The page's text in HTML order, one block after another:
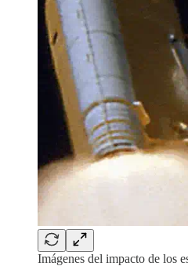
Imágenes del impacto de los